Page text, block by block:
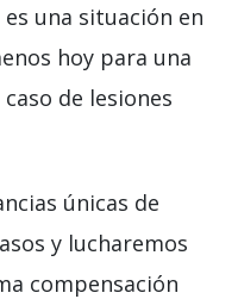
una situación en
hoy para una
de lesiones
únicas de
y lucharemos
compensación